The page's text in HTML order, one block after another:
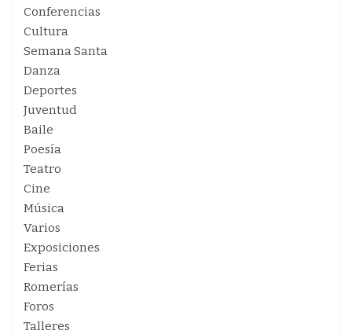
Conferencias
Cultura
Semana Santa
Danza
Deportes
Juventud
Baile
Poesía
Teatro
Cine
Música
Varios
Exposiciones
Ferias
Romerías
Foros
Talleres